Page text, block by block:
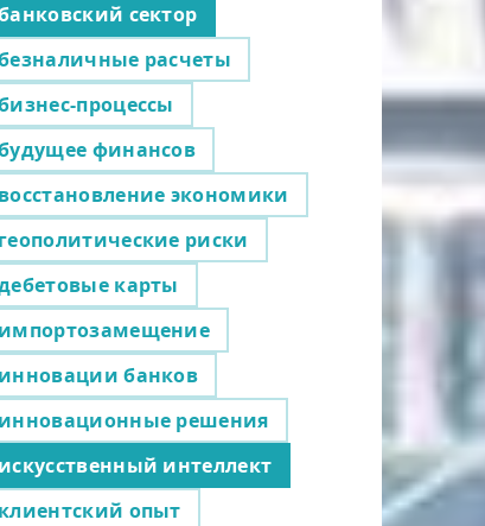
сектор
расчеты
процессы
финансов
восстановление экономики
геополитические риски
карты
импортозамещение
инновации банков
инновационные решения
искусственный интеллект
клиентский опыт